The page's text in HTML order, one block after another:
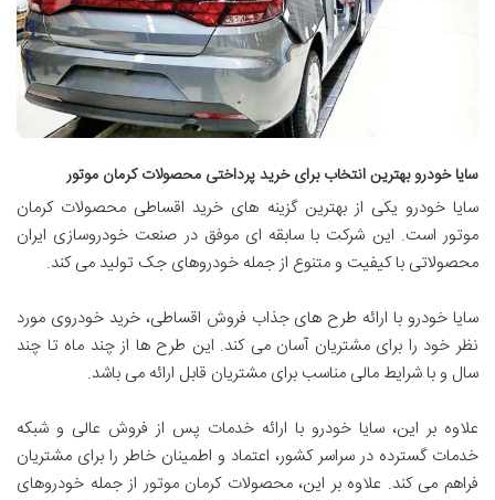
سایا خودرو بهترین انتخاب برای خرید پرداختی محصولات کرمان موتور
سایا خودرو یکی از بهترین گزینه های خرید اقساطی محصولات کرمان
موتور است. این شرکت با سابقه ای موفق در صنعت خودروسازی ایران
محصولاتی با کیفیت و متنوع از جمله خودروهای جک تولید می کند.
سایا خودرو با ارائه طرح های جذاب فروش اقساطی، خرید خودروی مورد
نظر خود را برای مشتریان آسان می کند. این طرح ها از چند ماه تا چند
سال و با شرایط مالی مناسب برای مشتریان قابل ارائه می باشد.
علاوه بر این، سایا خودرو با ارائه خدمات پس از فروش عالی و شبکه
خدمات گسترده در سراسر کشور، اعتماد و اطمینان خاطر را برای مشتریان
فراهم می کند. علاوه بر این، محصولات کرمان موتور از جمله خودروهای